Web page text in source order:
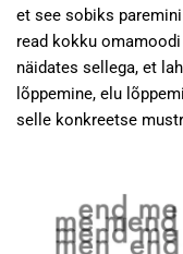
et see sobiks
read kokku
näidates sellega, et
lõppemine, elu
selle konkreetse